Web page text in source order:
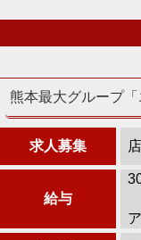
熊本最大グループ「
求人募集
給与